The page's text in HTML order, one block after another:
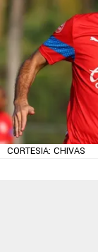
CORTESIA: CHIVAS